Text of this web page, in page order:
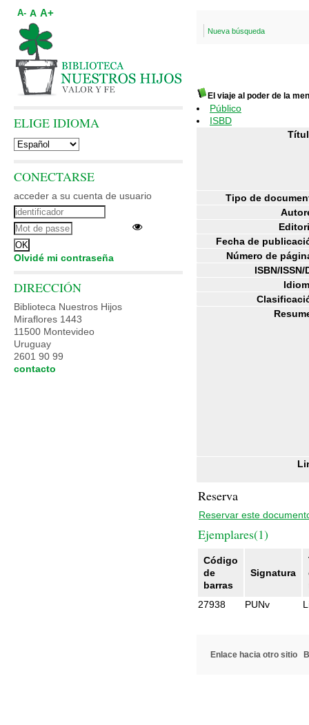
Nueva búsqueda
El viaje al poder de la
Público
ISBD
Tipo de
Fecha de
Número de
ISBN/ISSN/
Reserva
Reservar este
Ejemplares(1)
Código
de
barras
Signatura
27938
PUNv
Enlace hacia otro sitio
A- A A+
ELIGE IDIOMA
CONECTARSE
acceder a su cuenta de usuario
Olvidé mi contraseña
DIRECCIÓN
Biblioteca Nuestros Hijos
Miraflores 1443
11500 Montevideo
Uruguay
2601 90 99
contacto